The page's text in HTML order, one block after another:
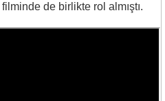
filminde de birlikte rol almıştı.